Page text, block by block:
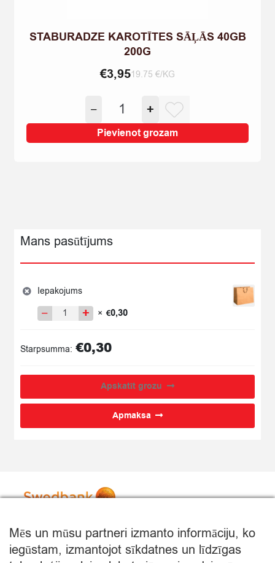
STABURADZE KAROTĪTES SĀĻĀS 40GB
200G
€3,9519.75 €/KG
−
STABURADZE
KAROTĪTES
SĀĻĀS
40GB
+
Pievienot grozam
Mans pasūtījums
Iepakojums
−
Iepakojums+ × €0,30
Starpsumma: €0,30
Apskatīt grozu
Apmaksa
Mēs un mūsu partneri izmanto informāciju, ko
iegūstam, izmantojot sīkdatnes un līdzīgas